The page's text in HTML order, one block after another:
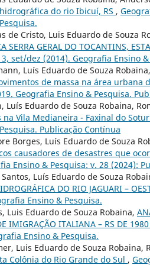
do rio Ibicuí, RS ,
de Cristo, Luis Eduardo de Souza
SERRA GERAL DO TOCANTINS,
set/dez (2014). Geografia Ensino
Luís Eduardo de Souza Robaina,
de massa na área urbana
Geografia Ensino & Pesquisa.
Luís Eduardo de Souza Robaina,
Vila Medianeira - Faxinal do
Publicação Contínua
Borges, Luís Eduardo de Souza
causadores de desastres que
Ensino & Pesquisa: v. 28 (2024):
Luís Eduardo de Souza
DO RIO JAGUARI –
Ensino & Pesquisa.
Luis Eduardo de Souza Robaina,
IMIGRAÇÃO ITALIANA – RS DE
Ensino & Pesquisa.
Luis Eduardo de Souza Robaina,
Colônia do Rio Grande do Sul ,